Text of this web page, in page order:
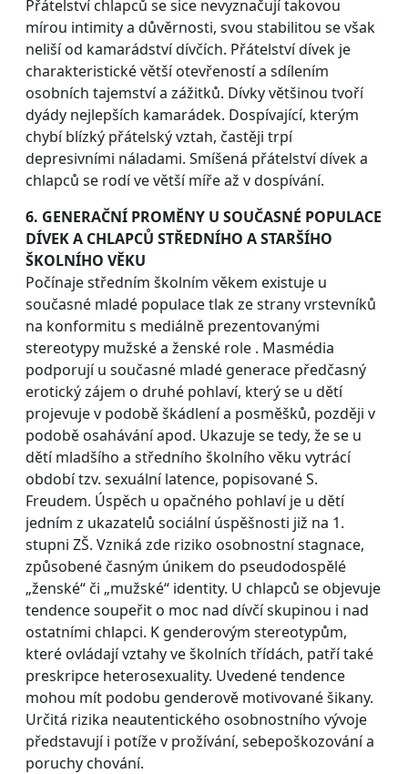
Přátelství chlapců se sice nevyznačují takovou
mírou intimity a důvěrnosti, svou stabilitou se však
neliší od kamarádství dívčích. Přátelství dívek je
charakteristické větší otevřeností a sdílením
osobních tajemství a zážitků. Dívky většinou tvoří
dyády nejlepších kamarádek. Dospívající, kterým
chybí blízký přátelský vztah, častěji trpí
depresivními náladami. Smíšená přátelství dívek a
chlapců se rodí ve větší míře až v dospívání.
6. GENERAČNÍ PROMĚNY U SOUČASNÉ POPULACE
DÍVEK A CHLAPCŮ STŘEDNÍHO A STARŠÍHO
ŠKOLNÍHO VĚKU
Počínaje středním školním věkem existuje u
současné mladé populace tlak ze strany vrstevníků
na konformitu s mediálně prezentovanými
stereotypy mužské a ženské role . Masmédia
podporují u současné mladé generace předčasný
erotický zájem o druhé pohlaví, který se u dětí
projevuje v podobě škádlení a posměšků, později v
podobě osahávání apod. Ukazuje se tedy, že se u
dětí mladšího a středního školního věku vytrácí
období tzv. sexuální latence, popisované S.
Freudem. Úspěch u opačného pohlaví je u dětí
jedním z ukazatelů sociální úspěšnosti již na 1.
stupni ZŠ. Vzniká zde riziko osobnostní stagnace,
způsobené časným únikem do pseudodospělé
„ženské“ či „mužské“ identity. U chlapců se objevuje
tendence soupeřit o moc nad dívčí skupinou i nad
ostatními chlapci. K genderovým stereotypům,
které ovládají vztahy ve školních třídách, patří také
preskripce heterosexuality. Uvedené tendence
mohou mít podobu genderově motivované šikany.
Určitá rizika neautentického osobnostního vývoje
představují i potíže v prožívání, sebepoškozování a
poruchy chování.